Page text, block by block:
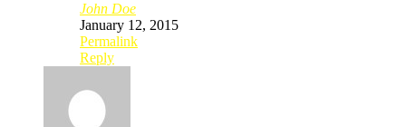
John Doe
January 12, 2015
Permalink
Reply